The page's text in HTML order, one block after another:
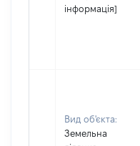
інформація]
Вид об'єкта:
Земельна